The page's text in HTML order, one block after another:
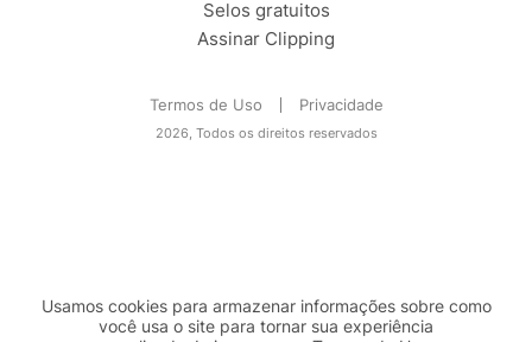
Selos gratuitos
Assinar Clipping
Termos de Uso Privacidade
2026, Todos os direitos reservados
Usamos cookies para armazenar informações sobre como
você usa o site para tornar sua experiência